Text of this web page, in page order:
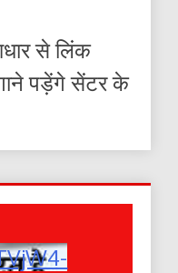
से लिंक
पड़ेंगे सेंटर के